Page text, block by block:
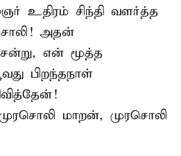
உதிரம் சிந்தி வளர்த்த
அதன்
என் மூத்த
பிறந்தநாள்
மாறன், முரசொலி